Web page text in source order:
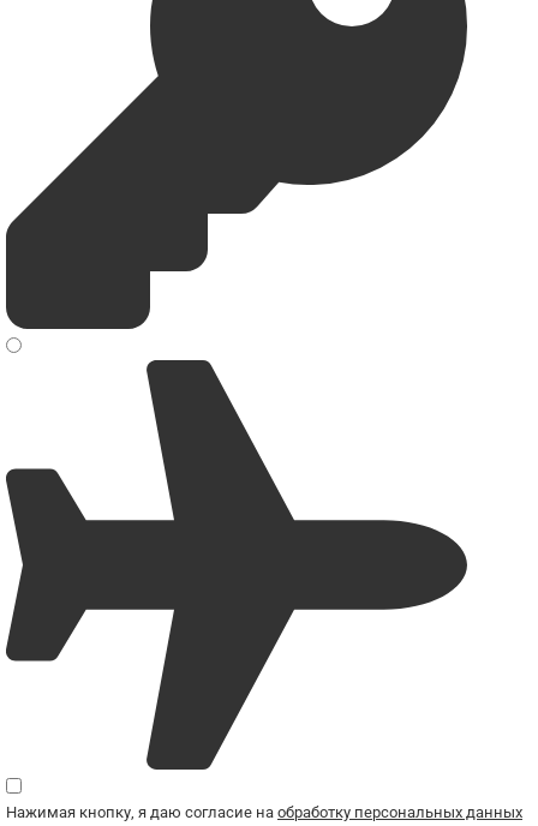
Нажимая кнопку, я даю согласие на обработку персональных данных